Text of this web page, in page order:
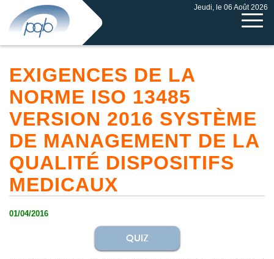
Jeudi, le 06 Août 2026
EXIGENCES DE LA
NORME ISO 13485
VERSION 2016 SYSTÈME
DE MANAGEMENT DE LA
QUALITÉ DISPOSITIFS
MEDICAUX
01/04/2016
QUIZ